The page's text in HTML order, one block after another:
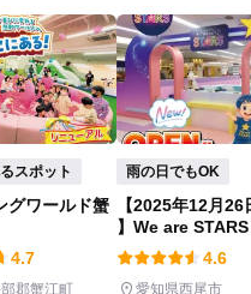
植物園・フラワーパー
ク
バーベキュー
自然景観
社会見学
スポット
グワールド蟹
4.7
郡蟹江町
雨の日でもOK
【2025年12月26
】We are
ャオ店
4.6
愛知県西尾市